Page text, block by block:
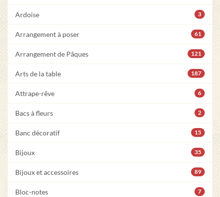
Ardoise 3
Arrangement à poser 61
Arrangement de Pâques 121
Arts de la table 187
Attrape-rêve 6
Bacs à fleurs 2
Banc décoratif 15
Bijoux 35
Bijoux et accessoires 89
Bloc-notes 7